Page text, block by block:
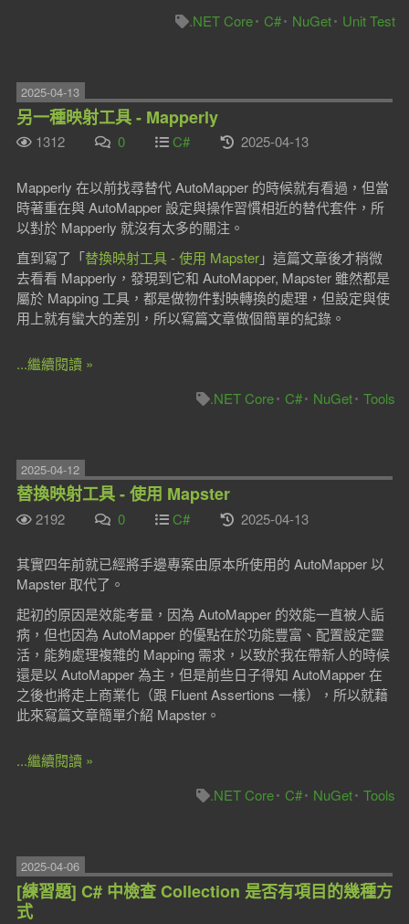
.NET Core
C# NuGet Unit Test
2025-04-13
另一種映射工具 - Mapperly
1312 0 C# 2025-04-13
Mapperly 在以前找尋替代 AutoMapper 的時候就有看過，但當
時著重在與 AutoMapper 設定與操作習慣相近的替代套件，所
以對於 Mapperly 就沒有太多的關注。
直到寫了「替換映射工具 - 使用 Mapster」這篇文章後才稍微
去看看 Mapperly，發現到它和 AutoMapper, Mapster 雖然都是
屬於 Mapping 工具，都是做物件對映轉換的處理，但設定與使
用上就有蠻大的差別，所以寫篇文章做個簡單的紀錄。
...繼續閱讀 »
.NET Core
C# NuGet Tools
2025-04-12
替換映射工具 - 使用 Mapster
2192 0 C# 2025-04-13
其實四年前就已經將手邊專案由原本所使用的 AutoMapper 以
Mapster 取代了。
起初的原因是效能考量，因為 AutoMapper 的效能一直被人詬
病，但也因為 AutoMapper 的優點在於功能豐富、配置設定靈
活，能夠處理複雜的 Mapping 需求，以致於我在帶新人的時候
還是以 AutoMapper 為主，但是前些日子得知 AutoMapper 在
之後也將走上商業化（跟 Fluent Assertions 一樣），所以就藉
此來寫篇文章簡單介紹 Mapster。
...繼續閱讀 »
.NET Core
C# NuGet Tools
2025-04-06
[練習題] C# 中檢查 Collection 是否有項目的幾種方
式